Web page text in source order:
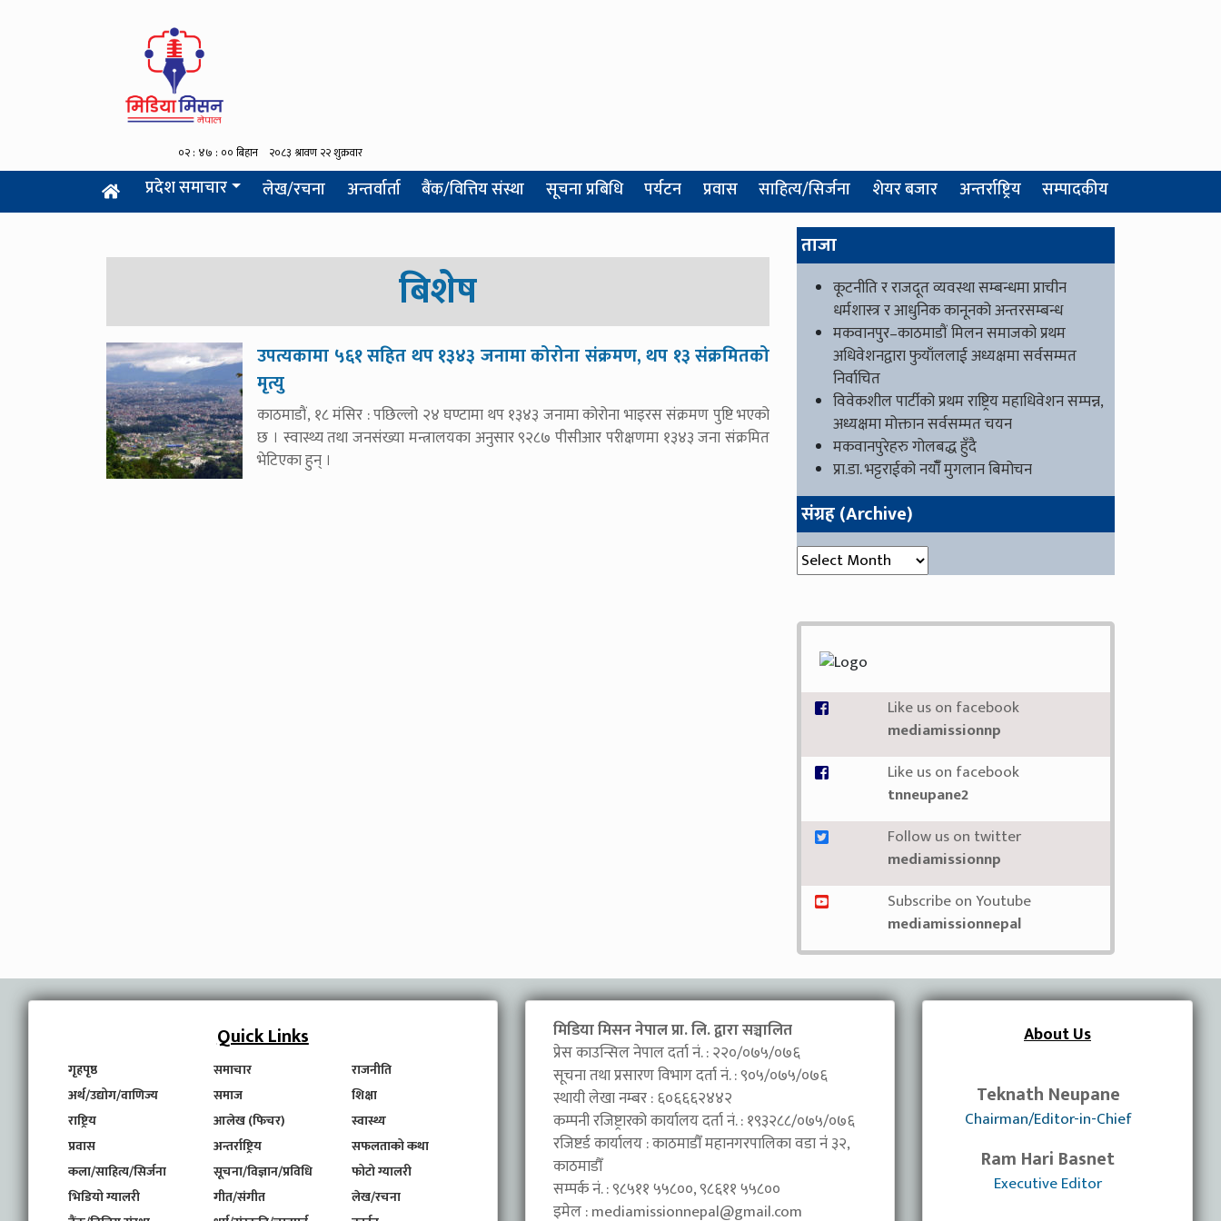
प्रदेश समाचार लेख/रचना अन्तर्वार्ता बैंक/वित्तिय संस्था सूचना प्रबिधि पर्यटन प्रवास साहित्य/सिर्जना शेयर बजार अन्तर्राष्ट्रिय सम्पादकीय
बिशेष
उपत्यकामा ५६१ सहित थप १३४३ जनामा कोरोना संक्रमण, थप १३ संक्रमितको
मृत्यु
काठमाडौं, १८ मंसिर : पछिल्लो २४ घण्टामा थप १३४३ जनामा कोरोना भाइरस संक्रमण पुष्टि भएको
छ । स्वास्थ्य तथा जनसंख्या मन्त्रालयका अनुसार ९२८७ पीसीआर परीक्षणमा १३४३ जना संक्रमित
भेटिएका हुन् ।
ताजा
कूटनीति र राजदूत व्यवस्था सम्बन्धमा प्राचीन
धर्मशास्त्र र आधुनिक कानूनको अन्तरसम्बन्ध
मकवानपुर–काठमाडौं मिलन समाजको प्रथम
अधिवेशनद्वारा फुयाँललाई अध्यक्षमा सर्वसम्मत
निर्वाचित
विवेकशील पार्टीको प्रथम राष्ट्रिय महाधिवेशन सम्पन्न,
अध्यक्षमा मोक्तान सर्वसम्मत चयन
मकवानपुरेहरु गोलबद्ध हुँदै
प्रा.डा. भट्टराईको नयाँँ मुगलान बिमोचन
संग्रह (Archive)
संग्रह (Archive)
Like us on facebook
mediamissionnp
Like us on facebook
tnneupane2
Follow us on twitter
mediamissionnp
Subscribe on Youtube
mediamissionnepal
Quick Links
गृहपृष्ठ समाचार
राजनीति
अर्थ/उद्योग/वाणिज्य
समाज
शिक्षा
राष्ट्रिय
आलेख (फिचर)
स्वास्थ्य
प्रवास
अन्तर्राष्ट्रिय
सफलताको कथा
कला/साहित्य/सिर्जना
सूचना/विज्ञान/प्रविधि
फोटो ग्यालरी
भिडियो ग्यालरी
गीत/संगीत
लेख/रचना
मिडिया मिसन नेपाल प्रा. लि. द्वारा सञ्चालित
प्रेस काउन्सिल नेपाल दर्ता नं. : २२०/०७५/०७६
सूचना तथा प्रसारण विभाग दर्ता नं. : ९०५/०७५/०७६
स्थायी लेखा नम्बर : ६०६६६२४४२
कम्पनी रजिष्ट्रारको कार्यालय दर्ता नं. : १९३२८८/०७५/०७६
रजिष्टर्ड कार्यालय : काठमाडौँ महानगरपालिका वडा नंं ३२,
काठमाडौँ
सम्पर्क नं. : ९८५११ ५५८००, ९८६११ ५५८००
इमेल :mediamissionnepal@gmail.com
About Us
Teknath Neupane
Chairman/Editor-in-Chief
Ram Hari Basnet
Executive Editor